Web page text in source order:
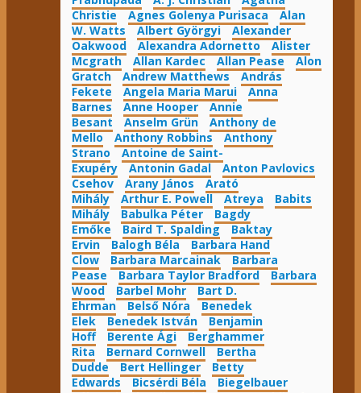
Christie
Agnes Golenya Purisaca
Alan
W. Watts
Albert Györgyi
Alexander
Oakwood
Alexandra Adornetto
Alister
Mcgrath
Allan Kardec Allan Pease
Alon
Gratch
Andrew Matthews
András
Fekete
Angela Maria Marui
Anna
Barnes
Anne Hooper
Annie
Besant
Anselm Grün
Anthony de
Mello
Anthony Robbins
Anthony
Strano
Antoine de Saint-
Exupéry
Antonin Gadal
Anton Pavlovics
Csehov
Arany János
Arató
Mihály
Arthur E. Powell Atreya
Babits
Mihály
Babulka Péter
Bagdy
Emőke
Baird T. Spalding
Baktay
Ervin
Balogh Béla
Barbara Hand
Clow
Barbara Marcainak
Barbara
Pease
Barbara Taylor Bradford
Barbara
Wood
Barbel Mohr
Bart D.
Ehrman
Belső Nóra
Benedek
Elek
Benedek István
Benjamin
Hoff
Berente Ági
Berghammer
Rita
Bernard Cornwell
Bertha
Dudde
Bert Hellinger
Betty
Edwards
Bicsérdi Béla
Biegelbauer